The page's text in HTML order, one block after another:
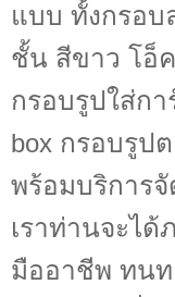
แบบ ทั้งกรอบ
ชั้น สีขาว โอ็
กรอบรูปใส่กา
box กรอบรูป
พร้อมบริการ
เราท่านจะไ
มืออาชีพ ทนท